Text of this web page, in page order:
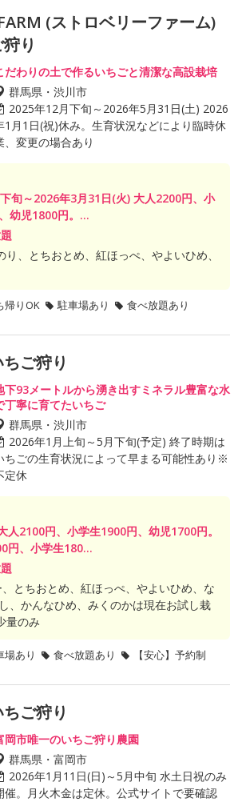
(ストロベリーファーム)
り
だわりの土で作るいちごと清潔な高設栽培
群馬県・渋川市
2025年12月下旬～2026年5月31日(土) 2026
1月1日(祝)休み。生育状況などにより臨時休
、変更の場合あり
旬～2026年3月31日(火) 大人2200円、小
幼児1800円。...
り、とちおとめ、紅ほっぺ、やよいひめ、
帰りOK 駐車場あり 食べ放題あり
ご狩り
下93メートルから湧き出すミネラル豊富な水
丁寧に育てたいちご
群馬県・渋川市
2026年1月上旬～5月下旬(予定) 終了時期は
ちごの生育状況によって早まる可能性あり※
定休
人2100円、小学生1900円、幼児1700円。
円、小学生180...
とちおとめ、紅ほっぺ、やよいひめ、な
、かんなひめ、みくのかは現在お試し栽
量のみ
場あり 食べ放題あり 【安心】予約制
ご狩り
岡市唯一のいちご狩り農園
群馬県・富岡市
2026年1月11日(日)～5月中旬 水土日祝のみ
催。月火木金は定休。公式サイトで要確認